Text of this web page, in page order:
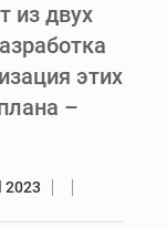
из двух
этих
–
2023